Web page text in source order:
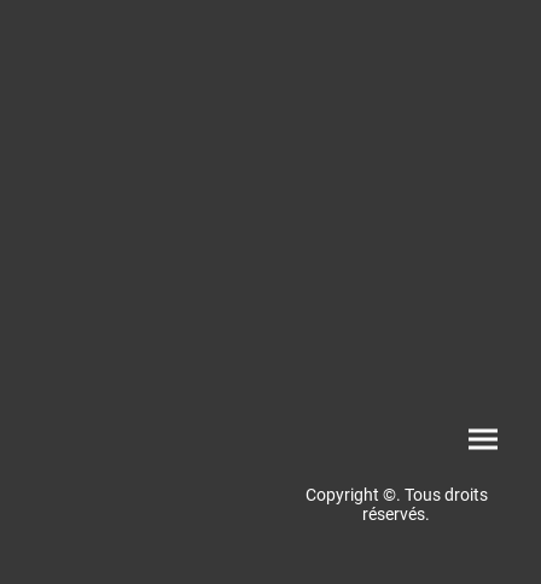
Copyright ©. Tous droits
réservés.